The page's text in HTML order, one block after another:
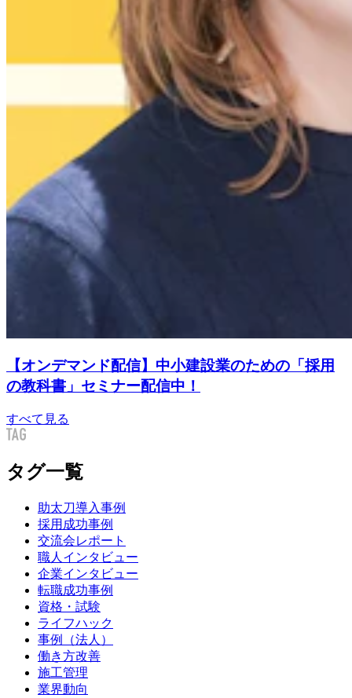
【オンデマンド配信】中小建設業のための「採用
の教科書」セミナー配信中！
すべて見る
タグ一覧
助太刀導入事例
採用成功事例
交流会レポート
職人インタビュー
企業インタビュー
転職成功事例
資格・試験
ライフハック
事例（法人）
働き方改善
施工管理
業界動向